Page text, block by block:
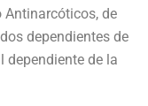
Antinarcóticos, de
dependientes de
dependiente de la